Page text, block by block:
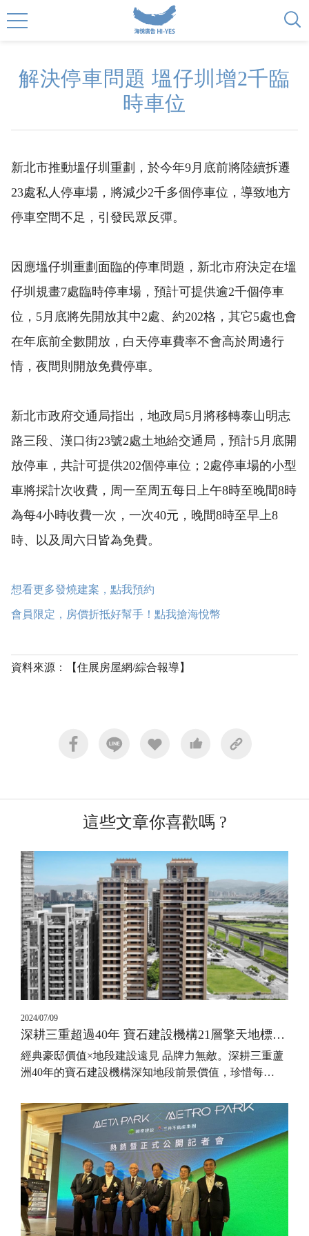
解決停車問題 塭仔圳增2千臨
時車位
新北市推動塭仔圳重劃，於今年9月底前將陸續拆遷
23處私人停車場，將減少2千多個停車位，導致地方
停車空間不足，引發民眾反彈。
因應塭仔圳重劃面臨的停車問題，新北市府決定在塭
仔圳規畫7處臨時停車場，預計可提供逾2千個停車
位，5月底將先開放其中2處、約202格，其它5處也會
在年底前全數開放，白天停車費率不會高於周邊行
情，夜間則開放免費停車。
新北市政府交通局指出，地政局5月將移轉泰山明志
路三段、漢口街23號2處土地給交通局，預計5月底開
放停車，共計可提供202個停車位；2處停車場的小型
車將採計次收費，周一至周五每日上午8時至晚間8時
為每4小時收費一次，一次40元，晚間8時至早上8
時、以及周六日皆為免費。
想看更多發燒建案，點我預約
會員限定，房價折抵好幫手！點我搶海悅幣
資料來源：【住展房屋網/綜合報導】
這些文章你喜歡嗎 ?
2024/07/09
深耕三重超過40年 寶石建設機構21層擎天地標建築
經典豪邸價值×地段建設遠見 品牌力無敵。深耕三重蘆
洲40年的寶石建設機構深知地段前景價值，珍惜每…